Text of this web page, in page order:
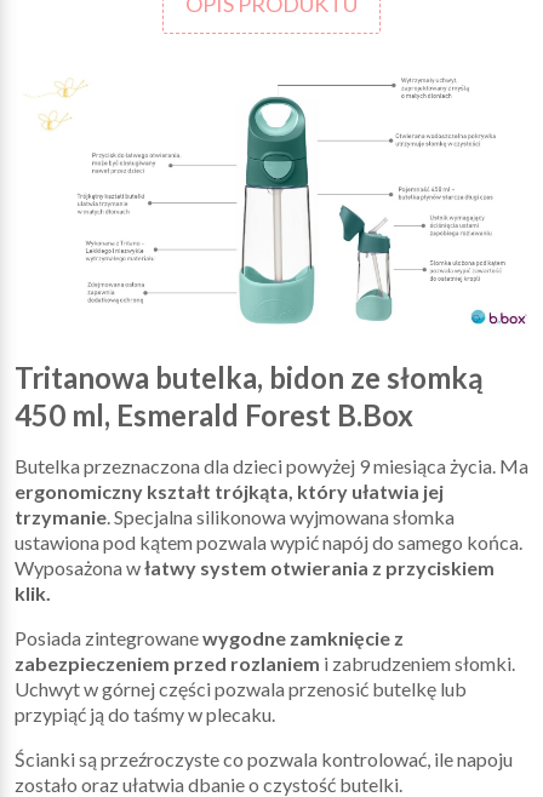
Tritanowa butelka, bidon ze słomką
450 ml, Esmerald Forest B.Box
Butelka przeznaczona dla dzieci powyżej 9 miesiąca życia. Ma
ergonomiczny kształt trójkąta, który ułatwia jej
trzymanie . Specjalna silikonowa wyjmowana słomka
ustawiona pod kątem pozwala wypić napój do samego końca.
Wyposażona włatwy system otwierania z przyciskiem
klik.
Posiada zintegrowanewygodne zamknięcie z
zabezpieczeniem przed rozlaniem i zabrudzeniem słomki.
Uchwyt w górnej części pozwala przenosić butelkę lub
przypiąć ją do taśmy w plecaku.
Ścianki są przeźroczyste co pozwala kontrolować, ile napoju
zostało oraz ułatwia dbanie o czystość butelki.